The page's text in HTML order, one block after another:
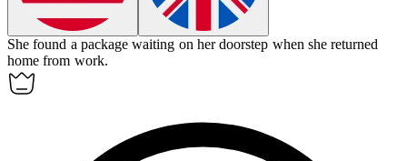
She found a package waiting on herdoorstep when she returned
home from work.